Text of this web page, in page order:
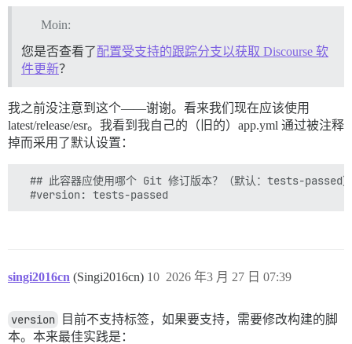
Moin:
您是否查看了配置受支持的跟踪分支以获取 Discourse 软
件更新？
我之前没注意到这个——谢谢。看来我们现在应该使用
latest/release/esr。我看到我自己的（旧的）app.yml 通过被注释
掉而采用了默认设置：
## 此容器应使用哪个 Git 修订版本？（默认：tests-passed
singi2016cn (Singi2016cn) 2026 年3 月 27 日 07:39
10
version
目前不支持标签，如果要支持，需要修改构建的脚
本。本来最佳实践是：